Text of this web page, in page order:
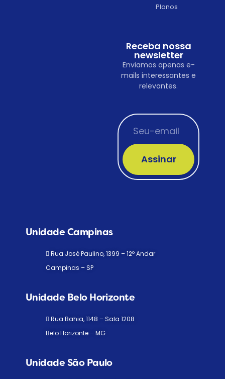
Planos
Receba nossa
newsletter
Enviamos apenas e-
mails interessantes e
relevantes.
Assinar
Unidade Campinas
Rua José Paulino, 1399 – 12º Andar
Campinas – SP
Unidade Belo Horizonte
Rua Bahia, 1148 – Sala 1208
Belo Horizonte – MG
Unidade São Paulo